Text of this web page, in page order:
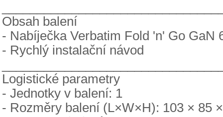
Obsah balení
- Nabíječka Verbatim Fold 'n' Go GaN
- Rychlý instalační návod
Logistické parametry
- Jednotky v balení: 1
- Rozměry balení (L×W×H): 103 × 85